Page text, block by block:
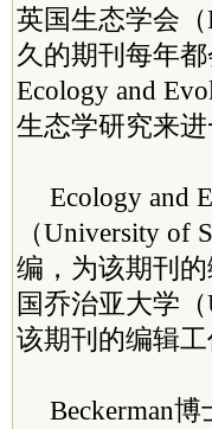
英国生态学会（
久的期刊每年
Ecology and
生态学研究来
Ecology and
（University of
编，为该期刊
国乔治亚大学
该期刊的编辑工
Beckerman